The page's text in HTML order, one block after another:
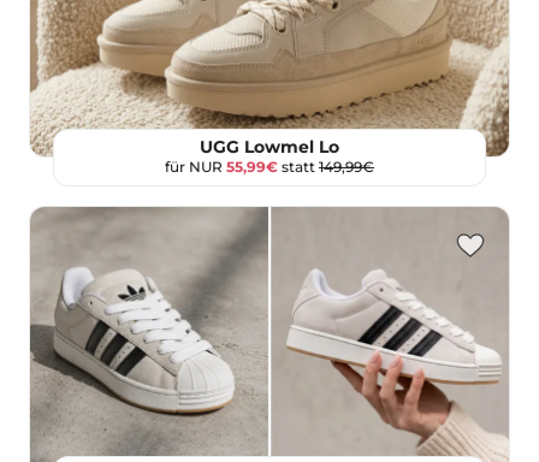
UGG Lowmel Lo
für NUR 55,99€ statt 149,99€